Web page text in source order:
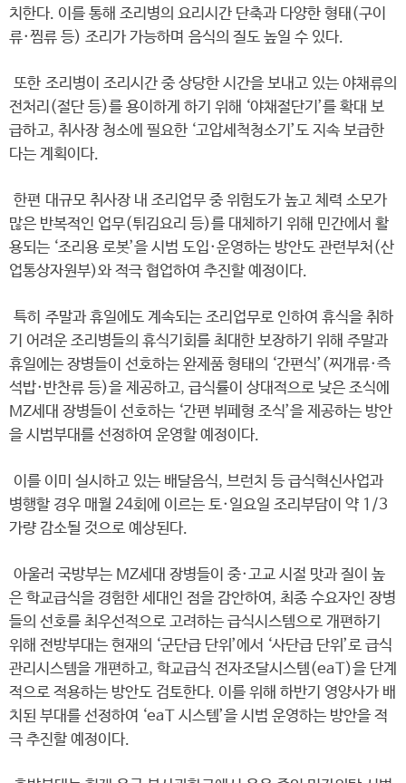
치한다. 이를 통해 조리병의 요리시간 단축과 다양한 형태(구이
류·찜류 등) 조리가 가능하며 음식의 질도 높일 수 있다.
또한 조리병이 조리시간 중 상당한 시간을 보내고 있는 야채류의
전처리(절단 등)를 용이하게 하기 위해 ‘야채절단기’를 확대 보
급하고, 취사장 청소에 필요한 ‘고압세척청소기’도 지속 보급한
다는 계획이다.
한편 대규모 취사장 내 조리업무 중 위험도가 높고 체력 소모가
많은 반복적인 업무(튀김요리 등)를 대체하기 위해 민간에서 활
용되는 ‘조리용 로봇’을 시범 도입·운영하는 방안도 관련부처(산
업통상자원부)와 적극 협업하여 추진할 예정이다.
특히 주말과 휴일에도 계속되는 조리업무로 인하여 휴식을 취하
기 어려운 조리병들의 휴식기회를 최대한 보장하기 위해 주말과
휴일에는 장병들이 선호하는 완제품 형태의 ‘간편식’(찌개류·즉
석밥·반찬류 등)을 제공하고, 급식률이 상대적으로 낮은 조식에
MZ세대 장병들이 선호하는 ‘간편 뷔페형 조식’을 제공하는 방안
을 시범부대를 선정하여 운영할 예정이다.
이를 이미 실시하고 있는 배달음식, 브런치 등 급식혁신사업과
병행할 경우 매월 24회에 이르는 토·일요일 조리부담이 약 1/3
가량 감소될 것으로 예상된다.
아울러 국방부는 MZ세대 장병들이 중·고교 시절 맛과 질이 높
은 학교급식을 경험한 세대인 점을 감안하여, 최종 수요자인 장병
들의 선호를 최우선적으로 고려하는 급식시스템으로 개편하기
위해 전방부대는 현재의 ‘군단급 단위’에서 ‘사단급 단위’로 급식
관리시스템을 개편하고, 학교급식 전자조달시스템(eaT)을 단계
적으로 적용하는 방안도 검토한다. 이를 위해 하반기 영양사가 배
치된 부대를 선정하여 ‘eaT 시스템’을 시범 운영하는 방안을 적
극 추진할 예정이다.